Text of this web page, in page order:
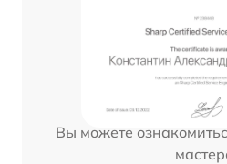
Вы можете